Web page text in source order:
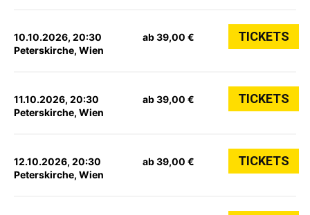
10.10.2026, 20:30
Peterskirche, Wien
ab 39,00 € TICKETS
11.10.2026, 20:30
Peterskirche, Wien
ab 39,00 € TICKETS
12.10.2026, 20:30
Peterskirche, Wien
ab 39,00 € TICKETS